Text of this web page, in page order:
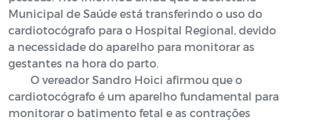
Municipal de Saúde está transferindo o uso do
cardiotocógrafo para o Hospital Regional, devido
a necessidade do aparelho para monitorar as
gestantes na hora do parto.
O vereador Sandro Hoici afirmou que o
cardiotocógrafo é um aparelho fundamental para
monitorar o batimento fetal e as contrações